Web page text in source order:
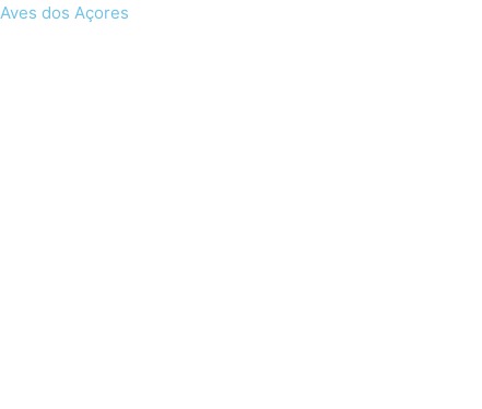
Skip
Aves dos Açores